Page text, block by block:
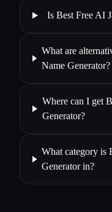
Is Best Free AI
What are
Name Generator?
Where can I get
Generator?
What category is
Generator in?